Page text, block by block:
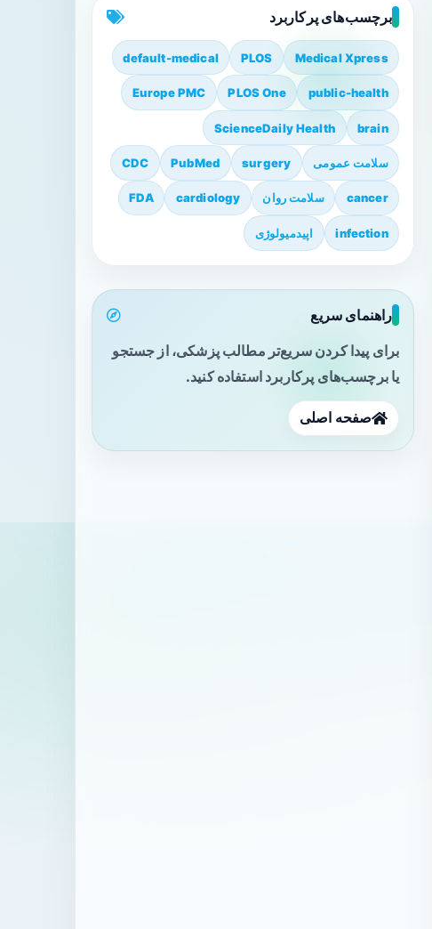
برچسب‌های پرکاربرد
Medical Xpress
PLOS
default-medical
public-health
PLOS One
Europe PMC
brain
ScienceDaily Health
سلامت عمومی surgery
PubMed
CDC
cancer سلامت روان cardiology
FDA
infection اپیدمیولوژی
راهنمای سریع
برای پیدا کردن سریع‌تر مطالب پزشکی، از جستجو
یا برچسب‌های پرکاربرد استفاده کنید.
صفحه اصلی